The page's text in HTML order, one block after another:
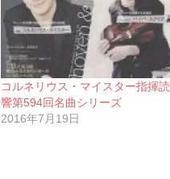
コルネリウス・マイスター指揮読
響第594回名曲シリーズ
2016年7月19日